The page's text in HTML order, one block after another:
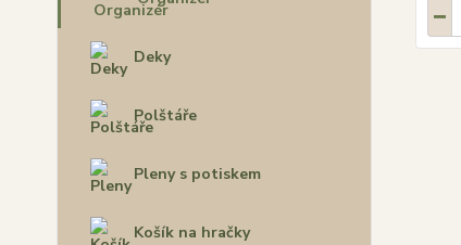
Deky
Polštáře
Pleny s potiskem
Košík na hračky